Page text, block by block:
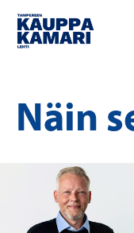
Siirry
sisältöön
Näin